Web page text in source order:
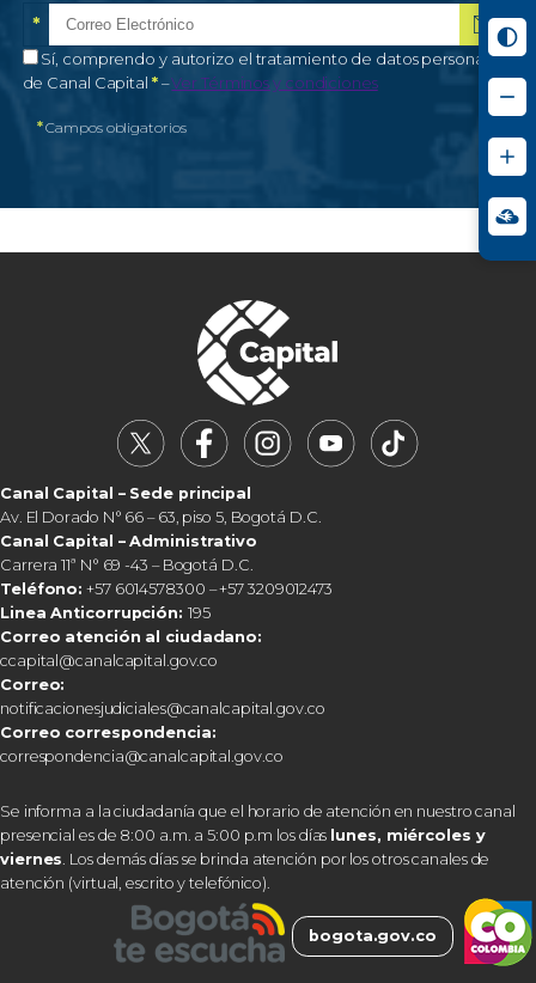
Correo electrónico*
*
Campo obligatorio
Autorización de tratamiento de datos personales
Sí, comprendo y autorizo el tratamiento de datos personales
de Canal Capital *–Campo obligatorio
Ver Términos y condiciones
*Campos obligatorios
Canal Capital – Sede principal
Av. El Dorado N° 66 – 63, piso 5, Bogotá D.C.
Canal Capital – Administrativo
Carrera 11ª N° 69 -43 – Bogotá D.C.
Teléfono: +57 6014578300 – +57 3209012473
Linea Anticorrupción: 195
Correo atención al ciudadano:
ccapital@canalcapital.gov.co
Correo:
notificacionesjudiciales@canalcapital.gov.co
Correo correspondencia:
correspondencia@canalcapital.gov.co
Se informa a la ciudadanía que el horario de atención en nuestro canal
presencial es de 8:00 a.m. a 5:00 p.m los días lunes, miércoles y
viernes. Los demás días se brinda atención por los otros canales de
atención (virtual, escrito y telefónico).
bogota.gov.co